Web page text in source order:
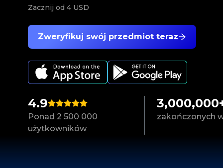
4.9
Ponad 2 500 000
użytkowników
zakończonych
Zweryfikuj swój przedmiot teraz
Zacznij od 4 USD